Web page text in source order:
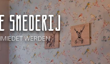
Smederij
WERDEN -